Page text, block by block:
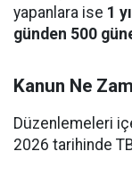
yapanlara ise 1
günden 500
Kanun Ne
Düzenlemeleri
2026 tarihinde